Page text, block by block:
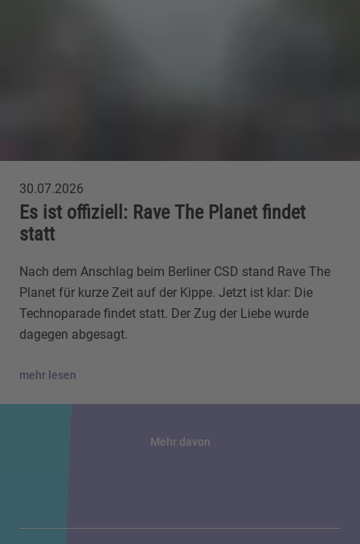
30.07.2026
Es ist offiziell: Rave The Planet findet
statt
Nach dem Anschlag beim Berliner CSD stand Rave The
Planet für kurze Zeit auf der Kippe. Jetzt ist klar: Die
Technoparade findet statt. Der Zug der Liebe wurde
dagegen abgesagt.
mehr lesen
Mehr davon